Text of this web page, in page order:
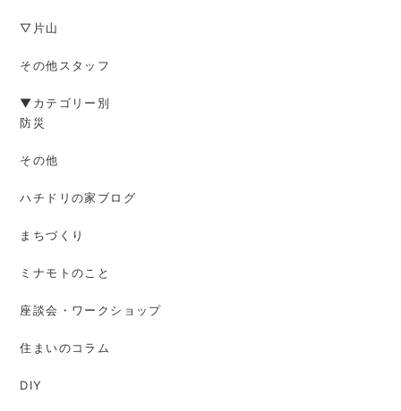
▽片山
その他スタッフ
▼カテゴリー別
防災
その他
ハチドリの家ブログ
まちづくり
ミナモトのこと
座談会・ワークショップ
住まいのコラム
DIY